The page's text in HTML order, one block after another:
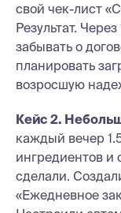
свой чек-лист
Результат.
забывать о
планировать
возросшую
Кейс 2.
каждый вечер
ингредиентов и
сделали.
«Ежедневное